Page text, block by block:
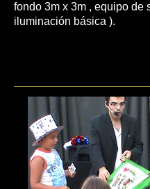
fondo 3m x 3m , equipo de
iluminación básica ).